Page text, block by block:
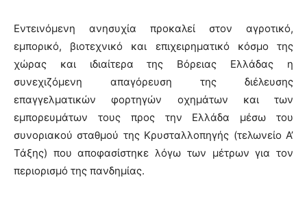
Εντεινόμενη ανησυχία προκαλεί στον αγροτικό,
εμπορικό, βιοτεχνικό και επιχειρηματικό κόσμο της
χώρας και ιδιαίτερα της Βόρειας Ελλάδας η
συνεχιζόμενη απαγόρευση της διέλευσης
επαγγελματικών φορτηγών οχημάτων και των
εμπορευμάτων τους προς την Ελλάδα μέσω του
συνοριακού σταθμού της Κρυσταλλοπηγής (τελωνείο Α’
Τάξης) που αποφασίστηκε λόγω των μέτρων για τον
περιορισμό της πανδημίας.